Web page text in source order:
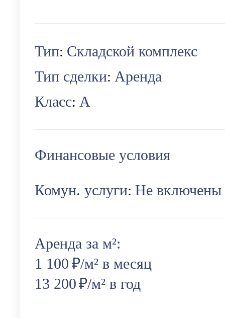
Тип: Складской комплекс
Тип сделки: Аренда
Класс: А
Финансовые условия
Комун. услуги: Не включены
Аренда за м²:
1 100 ₽/м² в месяц
13 200₽/м² в год